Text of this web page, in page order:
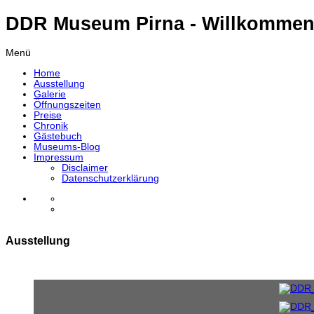
DDR Museum Pirna -
Menü
Home
Ausstellung
Galerie
Öffnungszeiten
Preise
Chronik
Gästebuch
Museums-Blog
Impressum
Disclaimer
Datenschutzerklärung
Ausstellung